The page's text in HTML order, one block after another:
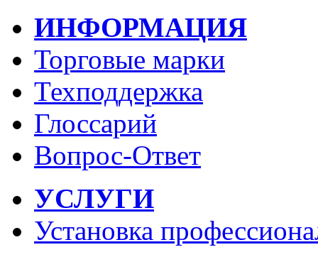
ИНФОРМАЦИЯ
Торговые марки
Техподдержка
Глоссарий
Вопрос-Ответ
УСЛУГИ
Установка